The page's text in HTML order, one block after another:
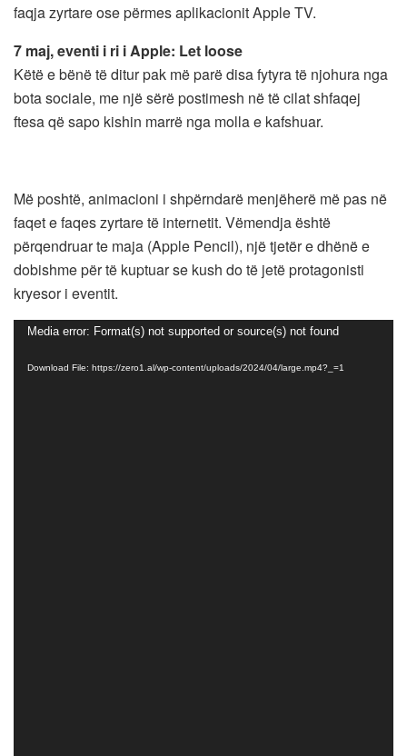
faqja zyrtare ose përmes aplikacionit Apple TV.
7 maj, eventi i ri i Apple: Let loose
Këtë e bënë të ditur pak më parë disa fytyra të njohura nga
bota sociale, me një sërë postimesh në të cilat shfaqej
ftesa që sapo kishin marrë nga molla e kafshuar.
Më poshtë, animacioni i shpërndarë menjëherë më pas në
faqet e faqes zyrtare të internetit. Vëmendja është
përqendruar te maja (Apple Pencil), një tjetër e dhënë e
dobishme për të kuptuar se kush do të jetë protagonisti
kryesor i eventit.
Video
Media error: Format(s) not supported or source(s) not found
Download File: https://zero1.al/wp-content/uploads/2024/04/large.mp4?_=1